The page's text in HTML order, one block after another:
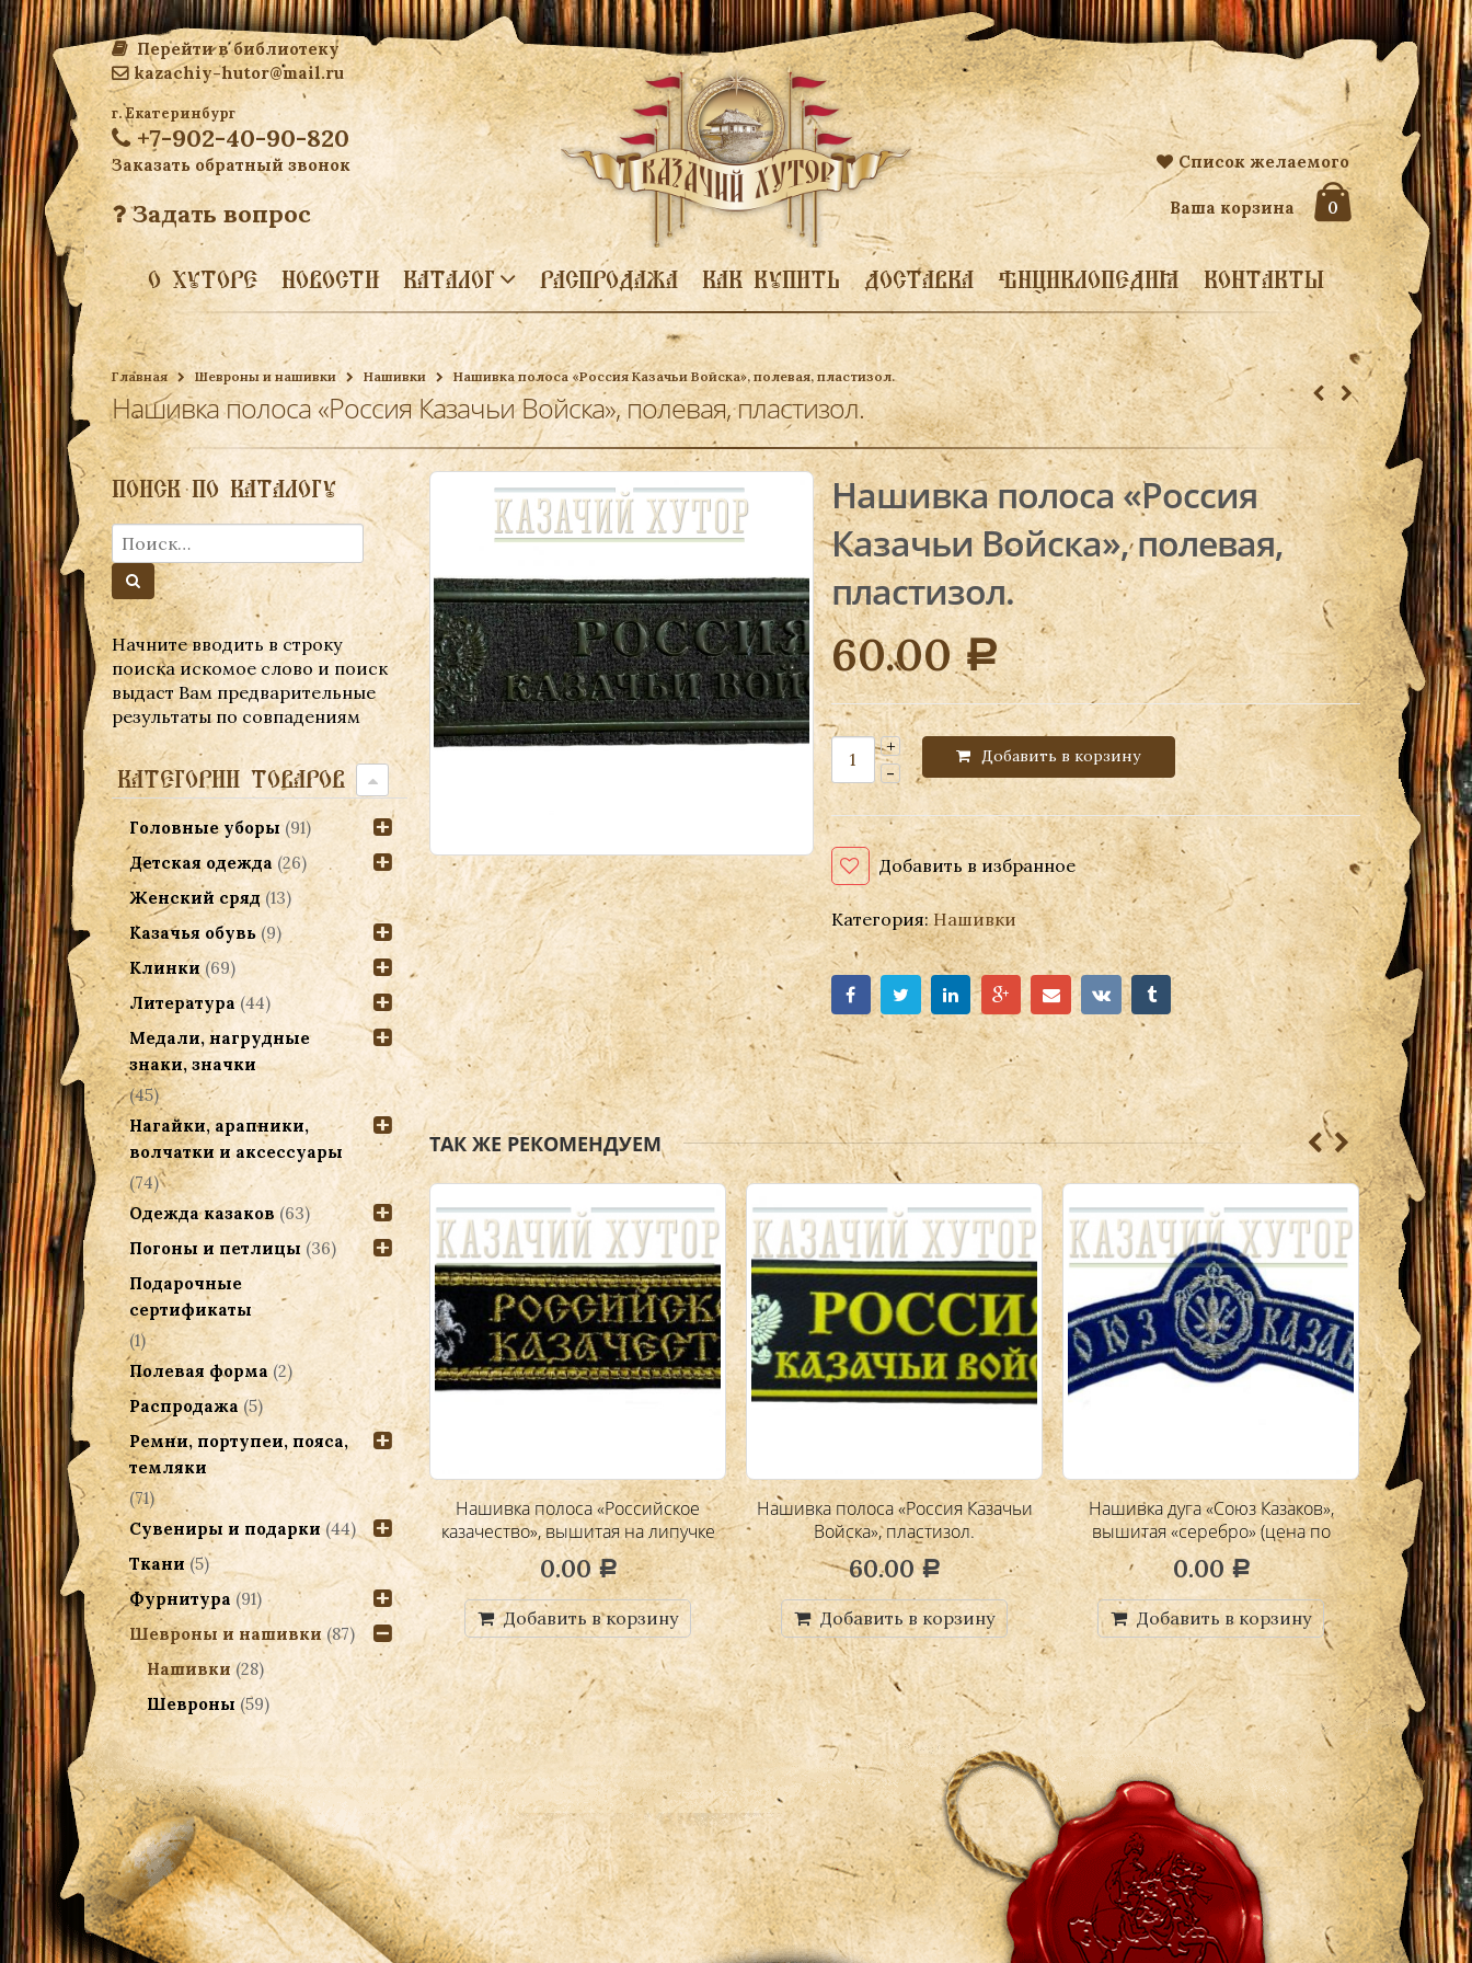
Перейти в библиотеку
kazachiy-hutor@mail.ru
г. Екатеринбург
+7-902-40-90-820
Заказать обратный звонок
Задать вопрос
Список желаемого
Ваша корзина 0
О ХУТОРЕ НОВОСТИ КАТАЛОГ РАСПРОДАЖА КАК КУПИТЬ ДОСТАВКА ЭНЦИКЛОПЕДИЯ КОНТАКТЫ
Главная Шевроны и нашивки Нашивки Нашивка полоса «Россия Казачьи Войска», полевая, пластизол.
Нашивка полоса «Россия Казачьи Войска», полевая, пластизол.
Нашивка полоса «Россия
Казачьи Войска», полевая,
пластизол.
60.00Р
Добавить в корзину
Добавить в избранное
Категория:Нашивки
ТАК ЖЕ РЕКОМЕНДУЕМ
НЕТ В НАЛИЧИИ
Нашивка «Вахмистр», полевая на
липучке.
150.00
Выбрать ...
Нашивка полоса «Российское
казачество», вышитая на липучке
(цена по запросу)
0.00Р
Добавить в корзину
Нашивка полоса «Россия Казачьи
Войска», пластизол.
60.00Р
Добавить в корзину
Нашивка дуга «Союз Казаков»,
вышитая «серебро» (цена по
запросу)
0.00Р
Добавить в корзину
Нашивка
ПОИСК ПО КАТАЛОГУ
Начните вводить в строку
поиска искомое слово и поиск
выдаст Вам предварительные
результаты по совпадениям
КАТЕГОРИИ ТОВАРОВ
Головные уборы (91)
Детская одежда (26)
Женский сряд (13)
Казачья обувь (9)
Клинки (69)
Литература (44)
Медали, нагрудные
знаки, значки
(45)
Нагайки, арапники,
волчатки и аксессуары
(74)
Одежда казаков (63)
Погоны и петлицы (36)
Подарочные
сертификаты
(1)
Полевая форма (2)
Распродажа (5)
Ремни, портупеи, пояса,
темляки
(71)
Сувениры и подарки (44)
Ткани (5)
Фурнитура (91)
Шевроны и нашивки (87)
Нашивки (28)
Шевроны (59)